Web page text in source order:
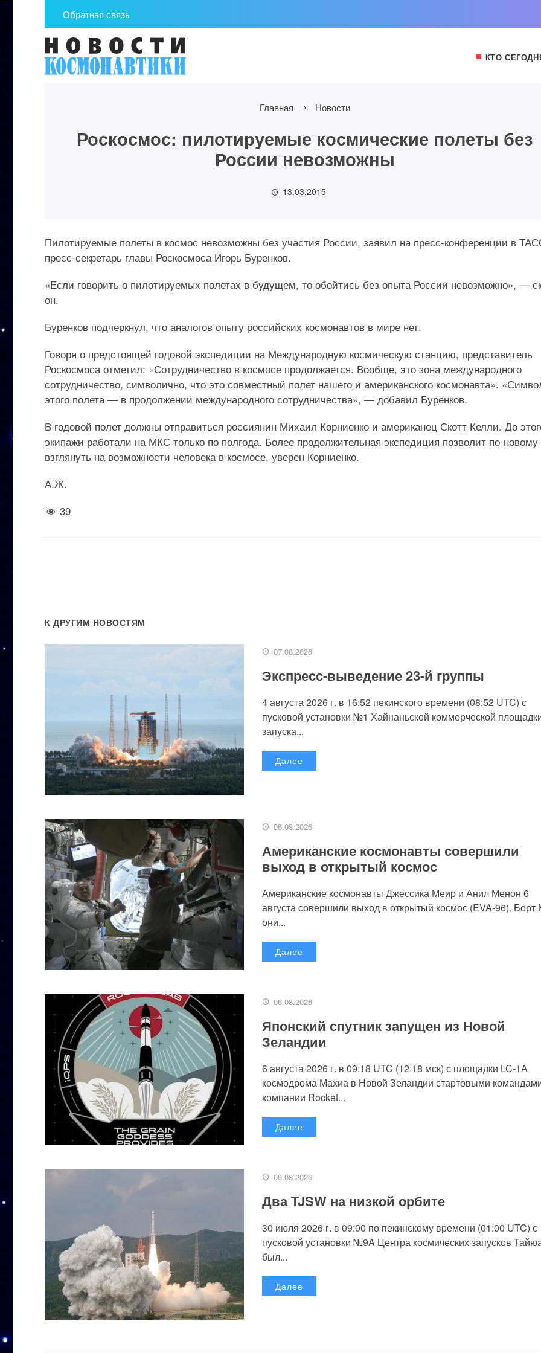
Обратная связь
КТО
Главная Новости
Роскосмос: пилотируемые космические полеты без
России невозможны
13.03.2015
Пилотируемые полеты в космос невозможны без участия России, заявил на пресс-конференции в
пресс-секретарь главы Роскосмоса Игорь Буренков.
«Если говорить о пилотируемых полетах в будущем, то обойтись без опыта России невозможно», —
он.
Буренков подчеркнул, что аналогов опыту российских космонавтов в мире нет.
Говоря о предстоящей годовой экспедиции на Международную космическую станцию, представитель
Роскосмоса отметил: «Сотрудничество в космосе продолжается. Вообще, это зона международного
сотрудничество, символично, что это совместный полет нашего и американского космонавта».
этого полета — в продолжении международного сотрудничества», — добавил Буренков.
В годовой полет должны отправиться россиянин Михаил Корниенко и американец Скотт Келли. До
экипажи работали на МКС только по полгода. Более продолжительная экспедиция позволит по-новому
взглянуть на возможности человека в космосе, уверен Корниенко.
А.Ж.
39
К ДРУГИМ НОВОСТЯМ
07.08.2026
Экспресс-выведение 23-й группы
4 августа 2026 г. в 16:52 пекинского времени (08:52 UTC) с
пусковой установки №1 Хайнаньской коммерческой
запуска...
Далее
06.08.2026
Американские космонавты совершили
выход в открытый космос
Американские космонавты Джессика Меир и Анил Менон 6
августа совершили выход в открытый космос (EVA-96).
они...
Далее
06.08.2026
Японский спутник запущен из Новой
Зеландии
6 августа 2026 г. в 09:18 UTC (12:18 мск) с площадки LC-1A
космодрома Махиа в Новой Зеландии стартовыми
компании Rocket...
Далее
06.08.2026
Два TJSW на низкой орбите
30 июля 2026 г. в 09:00 по пекинскому времени (01:00 UTC) с
пусковой установки №9A Центра космических запусков
был...
Далее